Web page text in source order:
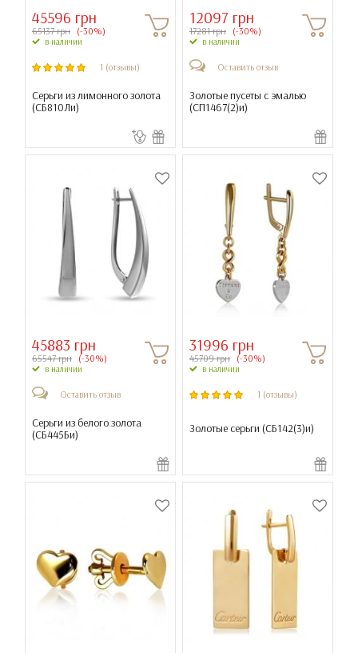
45596 грн
65137 грн (-30%)
в наличии
1 (отзывы)
Серьги из лимонного золота
(СБ810Ли)
12097 грн
17281 грн (-30%)
в наличии
Оставить отзыв
Золотые пусеты с эмалью
(СП1467(2)и)
45883 грн
65547 грн (-30%)
в наличии
Оставить отзыв
Серьги из белого золота
(СБ445Би)
31996 грн
45709 грн (-30%)
в наличии
1 (отзывы)
Золотые серьги (СБ142(3)и)